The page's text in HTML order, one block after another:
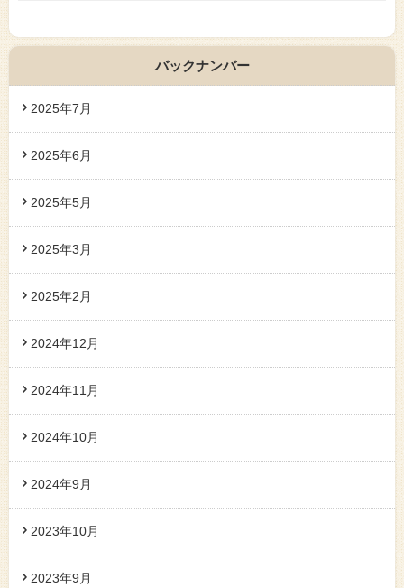
バックナンバー
2025年7月
2025年6月
2025年5月
2025年3月
2025年2月
2024年12月
2024年11月
2024年10月
2024年9月
2023年10月
2023年9月